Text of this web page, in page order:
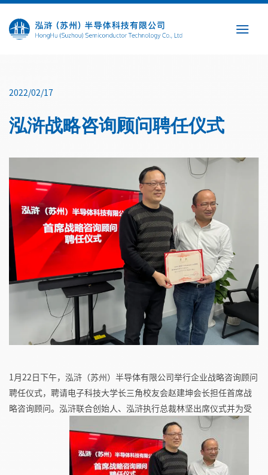
Skip
content
2022/02/17
泓浒战略咨询顾问聘任仪式
1月22日下午，泓浒（苏州）半导体有限公司举行企业战略咨询顾问
聘任仪式，聘请电子科技大学长三角校友会赵建坤会长担任首席战
略咨询顾问。泓浒联合创始人、泓浒执行总裁林坚出席仪式并为受